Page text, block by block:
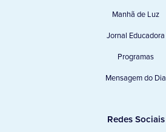
Manhã de Luz
Jornal Educadora
Programas
Mensagem do Dia
Redes Sociais